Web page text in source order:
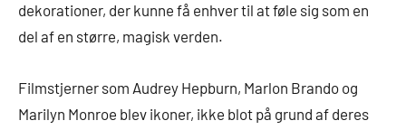
dekorationer, der kunne få enhver til at føle sig som en
del af en større, magisk verden.
Filmstjerner som Audrey Hepburn, Marlon Brando og
Marilyn Monroe blev ikoner, ikke blot på grund af deres